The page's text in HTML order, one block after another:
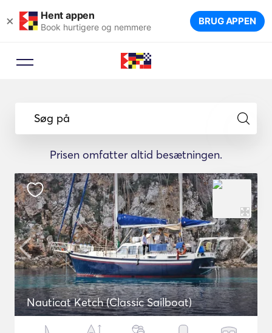
× Hent appen
Book hurtigere og nemmere BRUG APPEN
Søg på
Prisen omfatter altid besætningen.
Nauticat Ketch (Classic Sailboat)